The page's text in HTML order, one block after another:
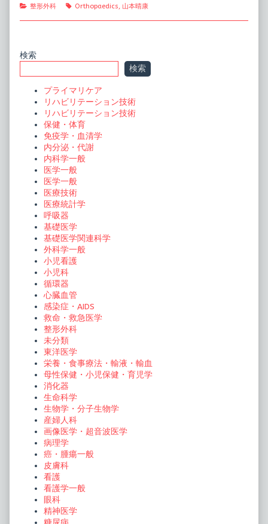
Categories
整形外科 Tags
Orthopaedics, 山本晴康
Primary
Sidebar
検索
検索
プライマリケア
リハビリテーション技術
リハビリテーション技術
保健・体育
免疫学・血清学
内分泌・代謝
内科学一般
医学一般
医学一般
医療技術
医療統計学
呼吸器
基礎医学
基礎医学関連科学
外科学一般
小児看護
小児科
循環器
心臓血管
感染症・AIDS
救命・救急医学
整形外科
未分類
東洋医学
栄養・食事療法・輸液・輸血
母性保健・小児保健・育児学
消化器
生命科学
生物学・分子生物学
産婦人科
画像医学・超音波医学
病理学
癌・腫瘍一般
皮膚科
看護
看護学一般
眼科
精神医学